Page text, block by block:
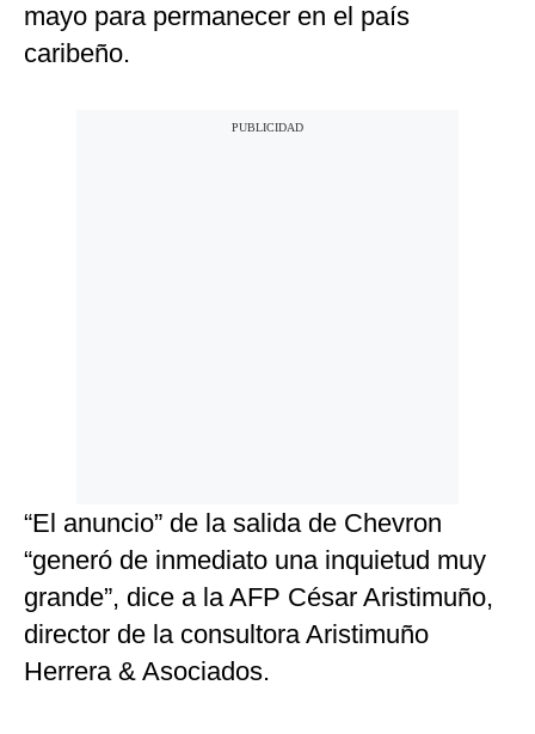
mayo para permanecer en el país
caribeño.
“El anuncio” de la salida de Chevron
“generó de inmediato una inquietud muy
grande”, dice a la AFP César Aristimuño,
director de la consultora Aristimuño
Herrera & Asociados.